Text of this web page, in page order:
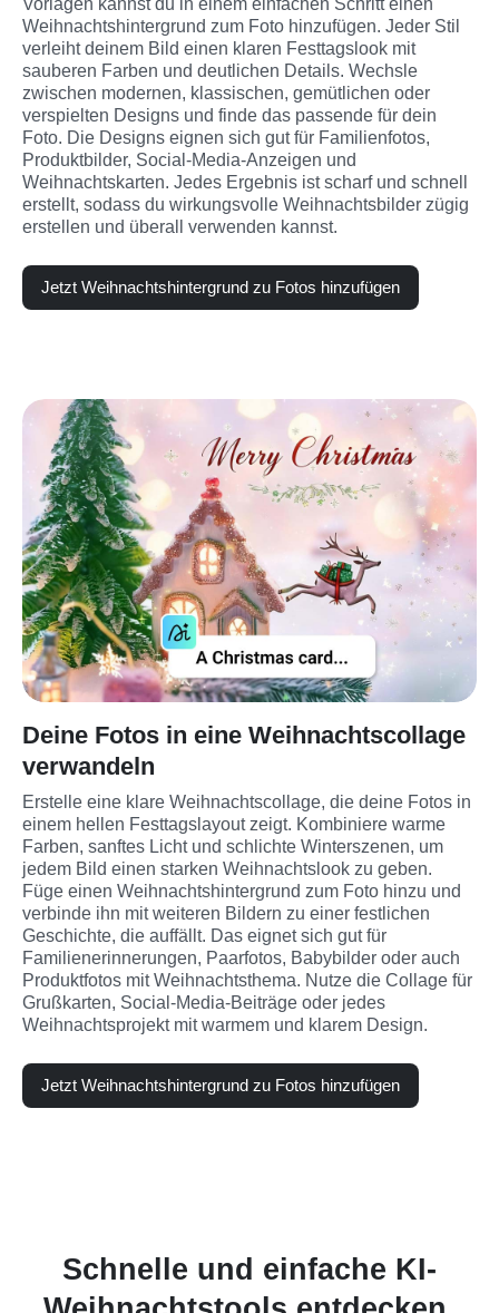
Weihnachts­hintergrund zum Foto hinzufügen. Jeder Stil
verleiht deinem Bild einen klaren Festtagslook mit
sauberen Farben und deutlichen Details. Wechsle
zwischen modernen, klassischen, gemütlichen oder
verspielten Designs und finde das passende für dein
Foto. Die Designs eignen sich gut für Familienfotos,
Produktbilder, Social-Media-Anzeigen und
Weihnachtskarten. Jedes Ergebnis ist scharf und schnell
erstellt, sodass du wirkungsvolle Weihnachtsbilder zügig
erstellen und überall verwenden kannst.
Jetzt Weihnachts­hintergrund zu Fotos hinzufügen
Deine Fotos in eine Weihnachtscollage
verwandeln
Erstelle eine klare Weihnachtscollage, die deine Fotos in
einem hellen Festtagslayout zeigt. Kombiniere warme
Farben, sanftes Licht und schlichte Winterszenen, um
jedem Bild einen starken Weihnachtslook zu geben.
Füge einen Weihnachts­hintergrund zum Foto hinzu und
verbinde ihn mit weiteren Bildern zu einer festlichen
Geschichte, die auffällt. Das eignet sich gut für
Familienerinnerungen, Paarfotos, Babybilder oder auch
Produktfotos mit Weihnachtsthema. Nutze die Collage für
Grußkarten, Social-Media-Beiträge oder jedes
Weihnachtsprojekt mit warmem und klarem Design.
Jetzt Weihnachts­hintergrund zu Fotos hinzufügen
Schnelle und einfache KI-